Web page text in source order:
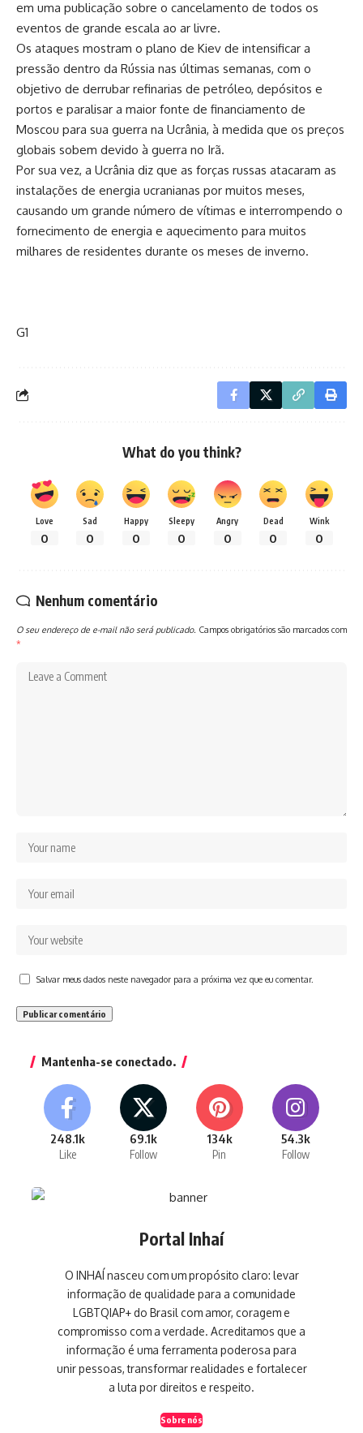
em uma publicação sobre o cancelamento de todos os
eventos de grande escala ao ar livre.
Os ataques mostram o plano de Kiev de intensificar a
pressão dentro da Rússia nas últimas semanas, com o
objetivo de derrubar refinarias de petróleo, depósitos e
portos e paralisar a maior fonte de financiamento de
Moscou para sua guerra na Ucrânia, à medida que os preços
globais sobem devido à guerra no Irã.
Por sua vez, a Ucrânia diz que as forças russas atacaram as
instalações de energia ucranianas por muitos meses,
causando um grande número de vítimas e interrompendo o
fornecimento de energia e aquecimento para muitos
milhares de residentes durante os meses de inverno.
G1
What do you think?
Love
0
Sad
0
Happy
0
Sleepy
0
Angry
0
Dead
0
Wink
0
Nenhum comentário
O seu endereço de e-mail não será publicado. Campos obrigatórios são marcados com
*
Salvar meus dados neste navegador para a próxima vez que eu comentar.
Mantenha-se conectado.
248.1k
Like
69.1k
Follow
134k
Pin
54.3k
Follow
Portal Inhaí
O INHAÍ nasceu com um propósito claro: levar
informação de qualidade para a comunidade
LGBTQIAP+ do Brasil com amor, coragem e
compromisso com a verdade. Acreditamos que a
informação é uma ferramenta poderosa para
unir pessoas, transformar realidades e fortalecer
a luta por direitos e respeito.
Sobre nós